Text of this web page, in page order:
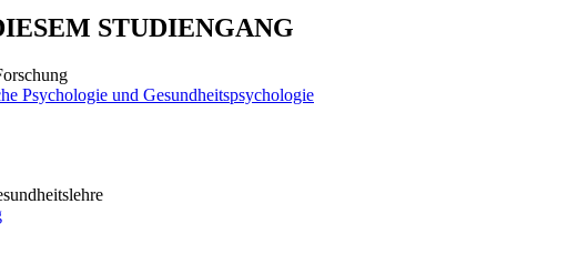
STUDIENGANG
Psychologie und Gesundheitspsychologie